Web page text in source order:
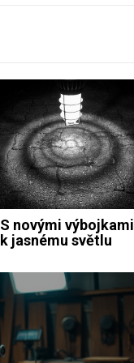
S novými výbojkami
k jasnému světlu